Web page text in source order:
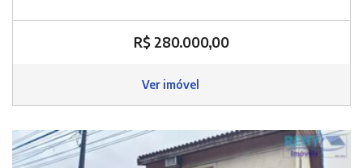
R$ 280.000,00
Ver imóvel